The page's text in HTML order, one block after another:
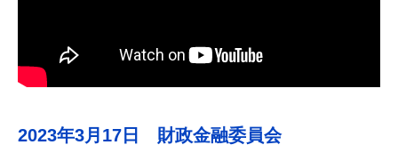
2023年3月17日 財政金融委員会